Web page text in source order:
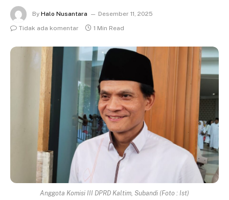
By Halo Nusantara
Desember 11, 2025
Tidak ada komentar
1 Min Read
Anggota Komisi III DPRD Kaltim, Subandi (Foto : Ist)